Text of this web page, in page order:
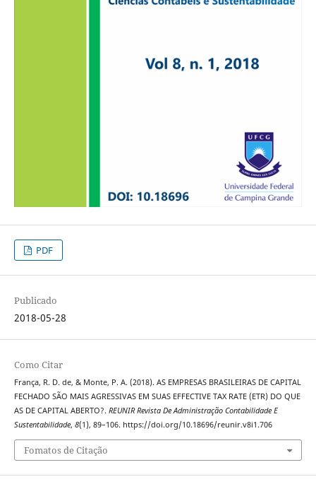
PDF
Publicado
2018-05-28
Como Citar
França, R. D. de, & Monte, P. A. (2018). AS EMPRESAS BRASILEIRAS DE CAPITAL
FECHADO SÃO MAIS AGRESSIVAS EM SUAS EFFECTIVE TAX RATE (ETR) DO QUE
AS DE CAPITAL ABERTO?. REUNIR Revista De Administração Contabilidade E
Sustentabilidade, 8(1), 89–106. https://doi.org/10.18696/reunir.v8i1.706
Fomatos de Citação